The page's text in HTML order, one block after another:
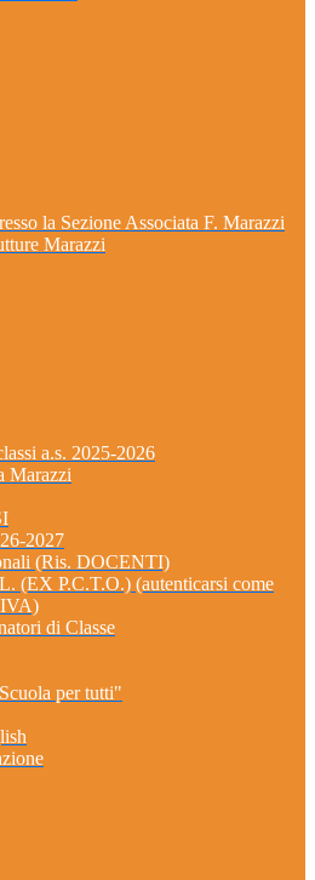
la Sezione Associata F. Marazzi
Marazzi
a.s. 2025-2026
Marazzi
2027
(Ris. DOCENTI)
(EX P.C.T.O.) (autenticarsi come
di Classe
per tutti"